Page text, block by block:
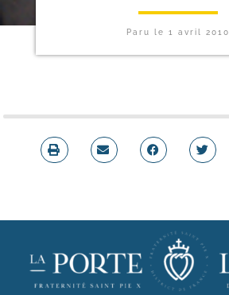
Paru le 1 avril 2010